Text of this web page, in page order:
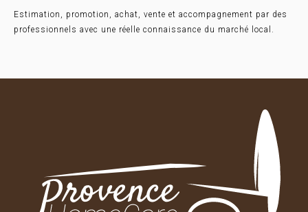
Estimation, promotion, achat, vente et accompagnement par des
professionnels avec une réelle connaissance du marché local.